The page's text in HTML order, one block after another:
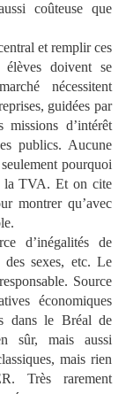
coûteuse que
et remplir ces
doivent se
nécessitent
guidées par
d’intérêt
publics. Aucune
pourquoi
la TVA. Et on cite
montrer qu’avec
d’inégalités de
des sexes, etc. Le
Source
économiques
dans le Bréal de
sûr, mais aussi
mais rien
Très rarement